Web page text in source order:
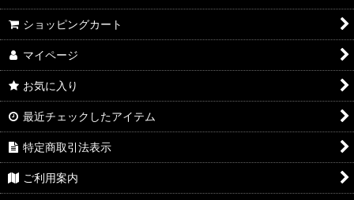
ショッピングカート
マイページ
お気に入り
最近チェックしたアイテム
特定商取引法表示
ご利用案内